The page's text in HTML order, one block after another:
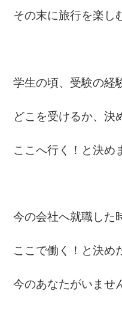
その末に旅行を楽し
学生の頃、受験の経
どこを受けるか、決
ここへ行く！と決め
今の会社へ就職した
ここで働く！と決め
今のあなたがいませ